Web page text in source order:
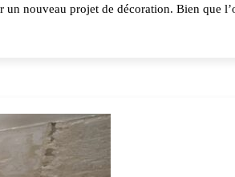
nouveau projet de décoration. Bien que